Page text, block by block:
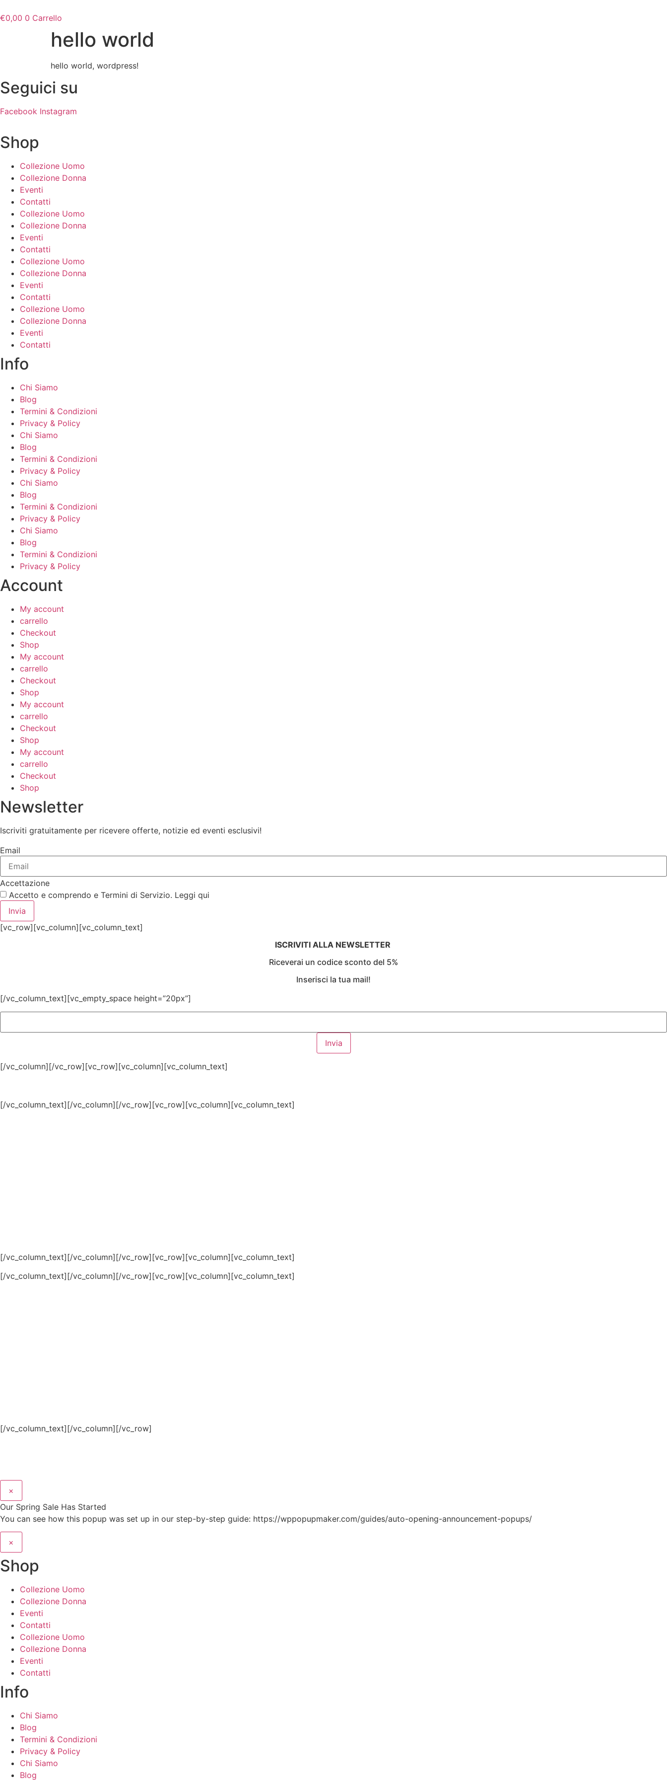
al
€0,00 0 Carrello
hello world
hello world, wordpress!
Seguici su
Facebook Instagram
Shop
Collezione Uomo
Collezione Donna
Eventi
Contatti
Collezione Uomo
Collezione Donna
Eventi
Contatti
Collezione Uomo
Collezione Donna
Eventi
Contatti
Collezione Uomo
Collezione Donna
Eventi
Contatti
Info
Chi Siamo
Blog
Termini & Condizioni
Privacy & Policy
Chi Siamo
Blog
Termini & Condizioni
Privacy & Policy
Chi Siamo
Blog
Termini & Condizioni
Privacy & Policy
Chi Siamo
Blog
Termini & Condizioni
Privacy & Policy
Account
My account
carrello
Checkout
Shop
My account
carrello
Checkout
Shop
My account
carrello
Checkout
Shop
My account
carrello
Checkout
Shop
Newsletter
Iscriviti gratuitamente per ricevere offerte, notizie ed eventi esclusivi!
Email
Accettazione
Accetto e comprendo e Termini di Servizio. Leggi qui
Invia
[vc_row][vc_column][vc_column_text]
ISCRIVITI ALLA NEWSLETTER
Riceverai un codice sconto del 5%
Inserisci la tua mail!
[/vc_column_text][vc_empty_space height=”20px”]
[/vc_column][/vc_row][vc_row][vc_column][vc_column_text]
[/vc_column_text][/vc_column][/vc_row][vc_row][vc_column][vc_column_text]
[/vc_column_text][/vc_column][/vc_row][vc_row][vc_column][vc_column_text]
[/vc_column_text][/vc_column][/vc_row][vc_row][vc_column][vc_column_text]
[/vc_column_text][/vc_column][/vc_row]
×
Our Spring Sale Has Started
You can see how this popup was set up in our step-by-step guide: https://wppopupmaker.com/guides/auto-opening-announcement-popups/
×
Shop
Collezione Uomo
Collezione Donna
Eventi
Contatti
Collezione Uomo
Collezione Donna
Eventi
Contatti
Info
Chi Siamo
Blog
Termini & Condizioni
Privacy & Policy
Chi Siamo
Blog